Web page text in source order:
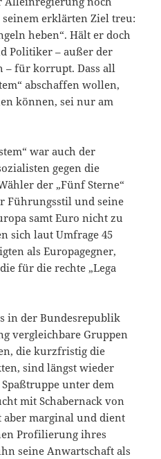
erklärten Ziel treu:
heben“. Hält er doch
Politiker – außer der
– für korrupt. Dass all
abschaffen wollen,
können, sei nur am
war auch der
gegen die
der „Fünf Sterne“
Führungsstil und seine
samt Euro nicht zu
sich laut Umfrage 45
als Europagegner,
für die rechte „Lega
in der Bundesrepublik
vergleichbare Gruppen
die kurzfristig die
sind längst wieder
unter dem
mit Schabernack von
aber marginal und dient
Profilierung ihres
seine Anwartschaft als